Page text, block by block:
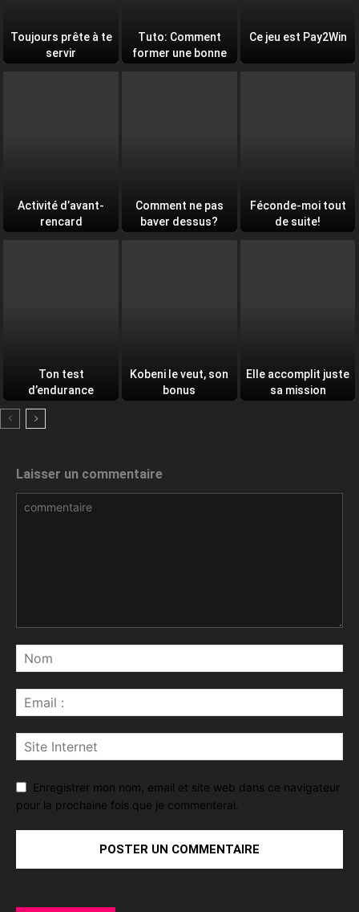
Toujours prête à te
servir
Tuto: Comment
former une bonne
Ce jeu est Pay2Win
Activité d’avant-
rencard
Comment ne pas
baver dessus?
Féconde-moi tout
de suite!
Ton test
d’endurance
quotidien
Kobeni le veut, son
bonus
Elle accomplit juste
sa mission
Laisser un commentaire
Enregistrer mon nom, email et site web dans ce navigateur
pour la prochaine fois que je commenterai.